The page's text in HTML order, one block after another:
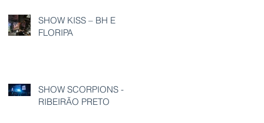
SHOW KISS – BH E
FLORIPA
SHOW SCORPIONS -
RIBEIRÃO PRETO